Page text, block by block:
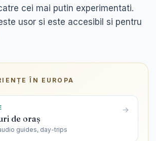
cei mai putin experimentati.
usor si este accesibil si pentru
ÎN EUROPA
de oraș
guides, day-trips